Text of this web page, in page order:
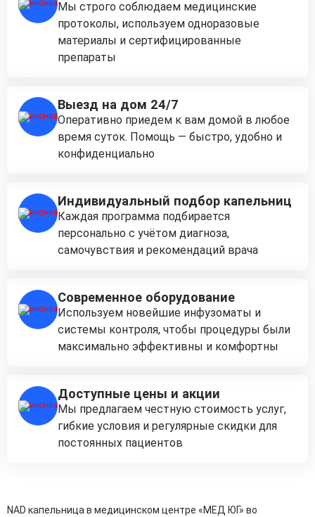
Мы строго соблюдаем медицинские
протоколы, используем одноразовые
материалы и сертифицированные
препараты
Выезд на дом 24/7
Оперативно приедем к вам домой в любое
время суток. Помощь — быстро, удобно и
конфиденциально
Индивидуальный подбор капельниц
Каждая программа подбирается
персонально с учётом диагноза,
самочувствия и рекомендаций врача
Современное оборудование
Используем новейшие инфузоматы и
системы контроля, чтобы процедуры были
максимально эффективны и комфортны
Доступные цены и акции
Мы предлагаем честную стоимость услуг,
гибкие условия и регулярные скидки для
постоянных пациентов
NAD капельница в медицинском центре «МЕД ЮГ» во